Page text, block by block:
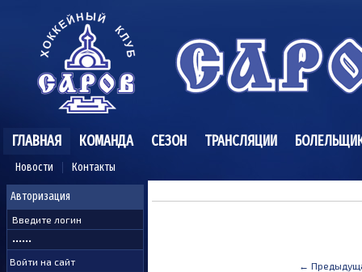
ГЛАВНАЯ
Новости Контакты
КОМАНДА СЕЗОН ТРАНСЛЯЦИИ
Авторизация
←